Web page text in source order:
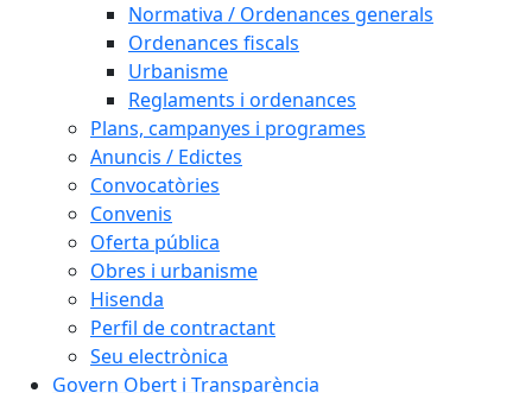
Normativa / Ordenances generals
Ordenances fiscals
Urbanisme
Reglaments i ordenances
Plans, campanyes i programes
Anuncis / Edictes
Convocatòries
Convenis
Oferta pública
Obres i urbanisme
Hisenda
Perfil de contractant
Seu electrònica
Govern Obert i Transparència